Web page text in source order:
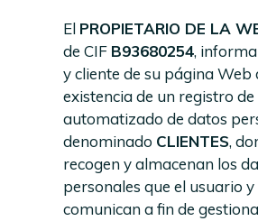
El PROPIETARIO DE LA
de CIF B93680254,
y cliente de su página Web
existencia de un registro
automatizado de datos
denominado CLIENTES,
recogen y almacenan los
personales que el usuario y
comunican a fin de